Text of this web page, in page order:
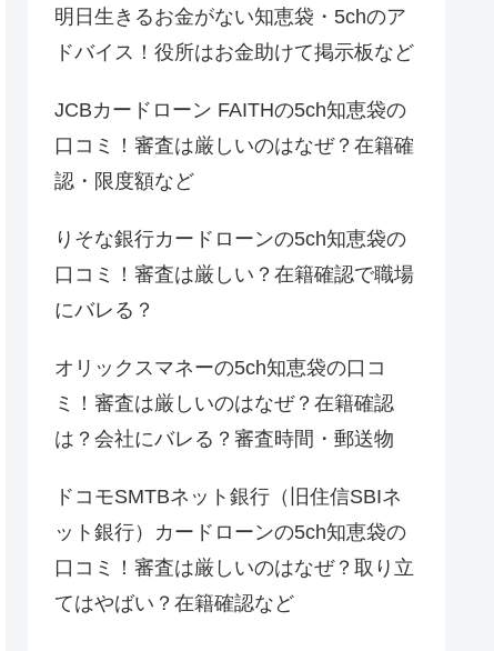
明日生きるお金がない知恵袋・5chのア
ドバイス！役所はお金助けて掲示板など
JCBカードローン FAITHの5ch知恵袋の
口コミ！審査は厳しいのはなぜ？在籍確
認・限度額など
りそな銀行カードローンの5ch知恵袋の
口コミ！審査は厳しい？在籍確認で職場
にバレる？
オリックスマネーの5ch知恵袋の口コ
ミ！審査は厳しいのはなぜ？在籍確認
は？会社にバレる？審査時間・郵送物
ドコモSMTBネット銀行（旧住信SBIネ
ット銀行）カードローンの5ch知恵袋の
口コミ！審査は厳しいのはなぜ？取り立
てはやばい？在籍確認など